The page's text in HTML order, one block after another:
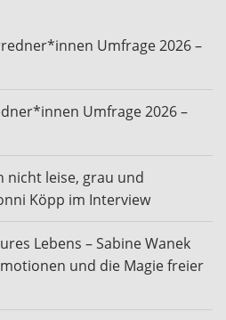
Umfrage 2026 –
Umfrage 2026 –
nicht leise, grau und
Köpp im Interview
Lebens – Sabine Wanek
und die Magie freier